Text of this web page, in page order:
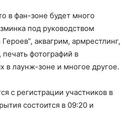
в фан-зоне будет много
под руководством
аквагрим, армрестлинг,
фотографий в
в лаунж-зоне и многое другое.
с регистрации участников в
состоится в 09:20 и